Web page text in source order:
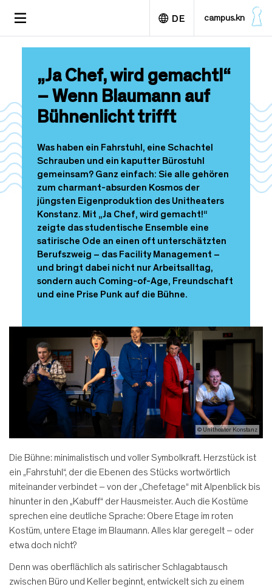
m
n
h
l
t
TOGGLE
DE campus.kn
„Ja Chef, wird gemacht!“
– Wenn Blaumann auf
Bühnenlicht trifft
Was haben ein Fahrstuhl, eine Schachtel
Schrauben und ein kaputter Bürostuhl
gemeinsam? Ganz einfach: Sie alle gehören
zum charmant-absurden Kosmos der
jüngsten Eigenproduktion des Unitheaters
Konstanz. Mit „Ja Chef, wird gemacht!“
zeigte das studentische Ensemble eine
satirische Ode an einen oft unterschätzten
Berufszweig – das Facility Management –
und bringt dabei nicht nur Arbeitsalltag,
sondern auch Coming-of-Age, Freundschaft
und eine Prise Punk auf die Bühne.
© Unitheater Konstanz
Die Bühne: minimalistisch und voller Symbolkraft. Herzstück ist
ein „Fahrstuhl“, der die Ebenen des Stücks wortwörtlich
miteinander verbindet – von der „Chefetage“ mit Alpenblick bis
hinunter in den „Kabuff“ der Hausmeister. Auch die Kostüme
sprechen eine deutliche Sprache: Obere Etage im roten
Kostüm, untere Etage im Blaumann. Alles klar geregelt – oder
etwa doch nicht?
Denn was oberflächlich als satirischer Schlagabtausch
zwischen Büro und Keller beginnt, entwickelt sich zu einem